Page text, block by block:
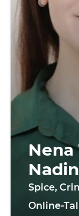
Spice,
Online-